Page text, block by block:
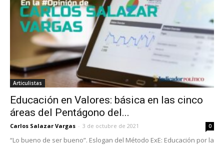
Articulistas
Educación en Valores: básica en las cinco
áreas del Pentágono del...
Carlos Salazar Vargas - 3 de octubre de 2021 0
“Lo bueno de ser bueno”. Eslogan del Método ExE: Educación por la